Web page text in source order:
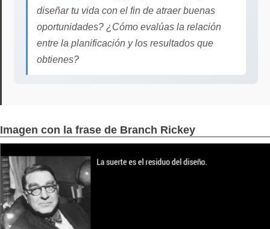
diseñar tu vida con el fin de atraer buenas
oportunidades? ¿Cómo evalúas la relación
entre la planificación y los resultados que
obtienes?
Imagen con la frase de Branch Rickey